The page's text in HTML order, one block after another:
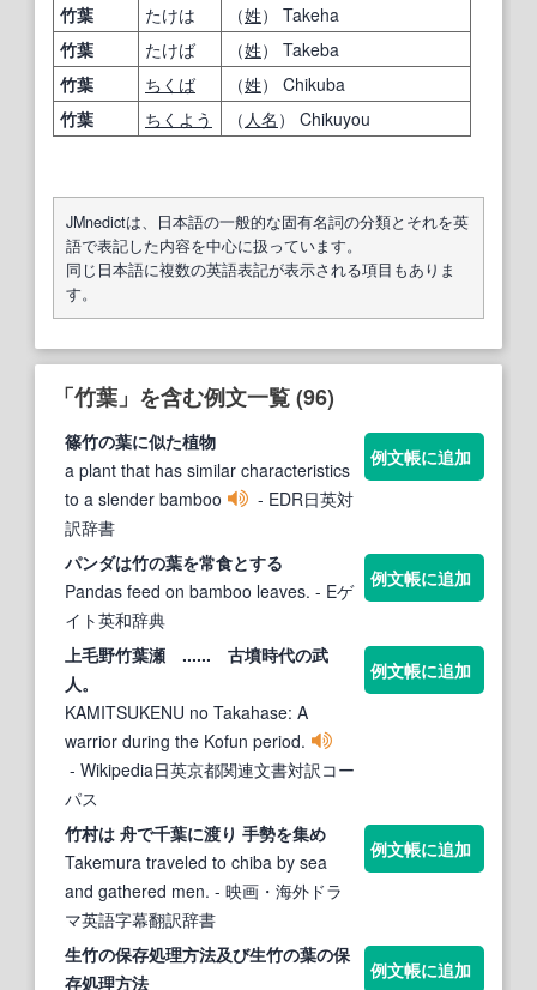
竹葉
たけは （姓） Takeha
竹葉
たけば （姓） Takeba
竹葉
ちくば （姓） Chikuba
竹葉
ちくよう （ 人名 ） Chikuyou
JMnedictは、日本語の一般的な固有名詞の分類とそれを英
語で表記した内容を中心に扱っています。
同じ日本語に複数の英語表記が表示される項目もありま
す。
「竹葉」を含む例文一覧 (96)
篠竹の葉に似た植物
a plant that has similar characteristics
to a slender bamboo
- EDR日英対
訳辞書
例文帳に追加
パンダは竹の葉を常食とする
Pandas feed on bamboo leaves. - Eゲ
イト英和辞典
例文帳に追加
上毛野竹葉瀬 ...... 古墳時代の武
人。
KAMITSUKENU no Takahase: A
warrior during the Kofun period.
- Wikipedia日英京都関連文書対訳コー
パス
例文帳に追加
竹村は 舟で千葉に渡り 手勢を集め
Takemura traveled to chiba by sea
and gathered men. - 映画・海外ドラ
マ英語字幕翻訳辞書
例文帳に追加
生竹の保存処理方法及び生竹の葉の保
存処理方法
例文帳に追加